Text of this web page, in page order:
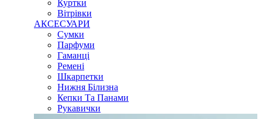
Куртки
Вітрівки
АКСЕСУАРИ
Сумки
Парфуми
Гаманці
Ремені
Шкарпетки
Нижня Білизна
Кепки Та Панами
Рукавички